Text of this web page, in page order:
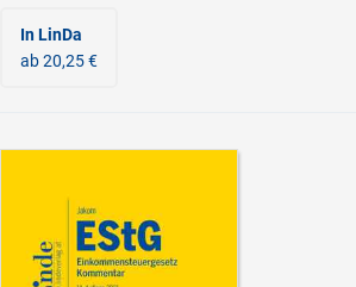
In LinDa
ab 20,25 €